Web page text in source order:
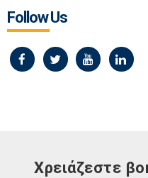
Follow Us
Χρειάζεστε